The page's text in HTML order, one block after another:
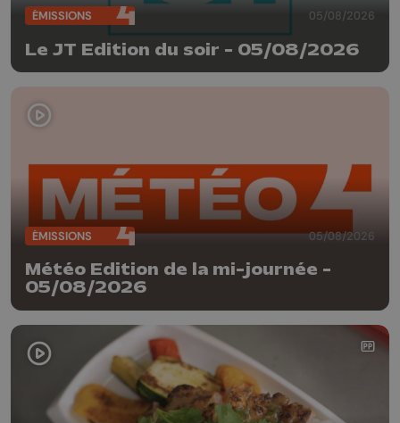
ÉMISSIONS 05/08/2026
Le JT Edition du soir - 05/08/2026
ÉMISSIONS 05/08/2026
Météo Edition de la mi-journée -
05/08/2026